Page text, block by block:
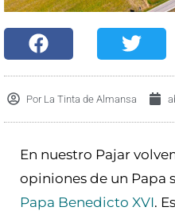
Por La Tinta de Almansa
En nuestro Pajar
opiniones de un Papa
Papa Benedicto XVI.